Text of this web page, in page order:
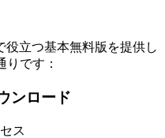
役立つ基本無料版を提供し
です：
ンロード
ス